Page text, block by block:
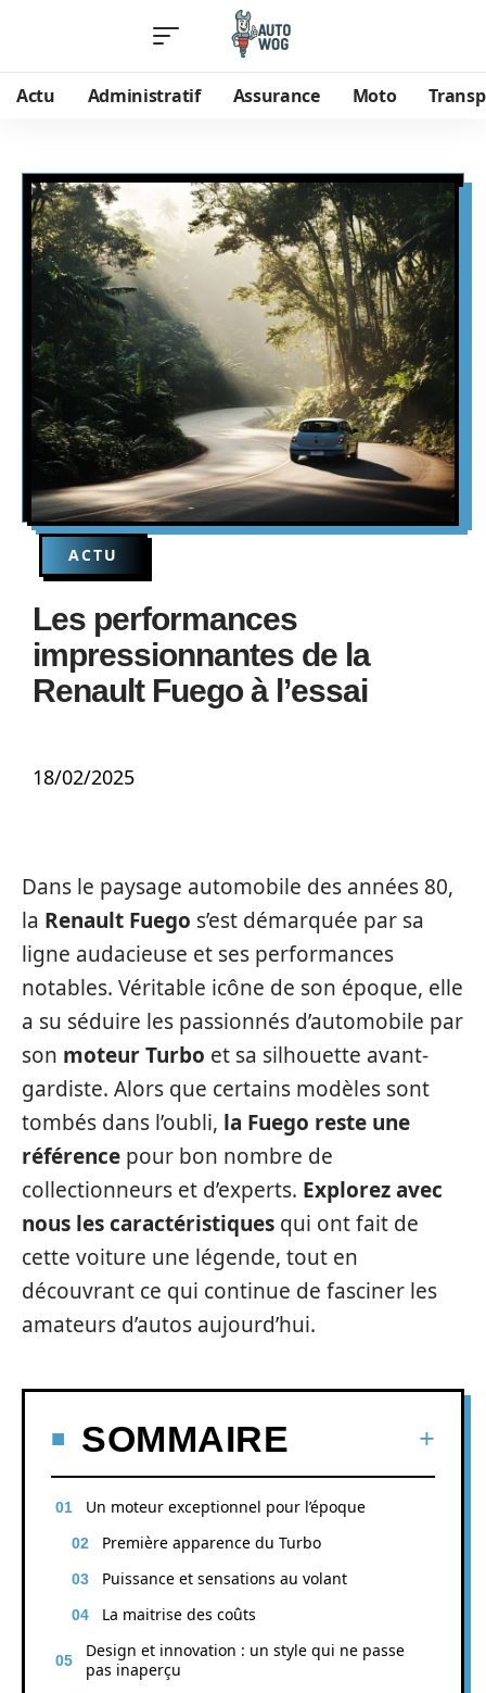
Actu Administratif Assurance Moto
ACTU
Les performances
impressionnantes de la
Renault Fuego à l’essai
18/02/2025
Dans le paysage automobile des années 80,
la Renault Fuego s’est démarquée par sa
ligne audacieuse et ses performances
notables. Véritable icône de son époque, elle
a su séduire les passionnés d’automobile par
son moteur Turbo et sa silhouette avant-
gardiste. Alors que certains modèles sont
tombés dans l’oubli, la Fuego reste une
référence pour bon nombre de
collectionneurs et d’experts. Explorez avec
nous les caractéristiques qui ont fait de
cette voiture une légende, tout en
découvrant ce qui continue de fasciner les
amateurs d’autos aujourd’hui.
SOMMAIRE
Un moteur exceptionnel pour l’époque
Première apparence du Turbo
Puissance et sensations au volant
La maitrise des coûts
Design et innovation : un style qui ne passe
pas inaperçu